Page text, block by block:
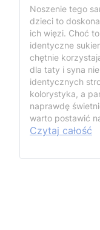
Noszenie tego
dzieci to
ich więzi. Choć
identyczne
chętnie
dla taty i syna
identycznych
kolorystyka, a
naprawdę
warto postawić
Czytaj całość